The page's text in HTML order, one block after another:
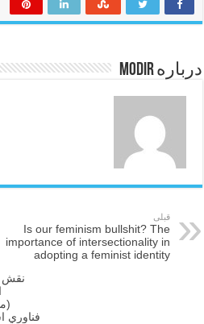
درباره modir
قبلی
Is our feminism bullshit? The
importance of intersectionality in
adopting a feminist identity
نقش
فناوري